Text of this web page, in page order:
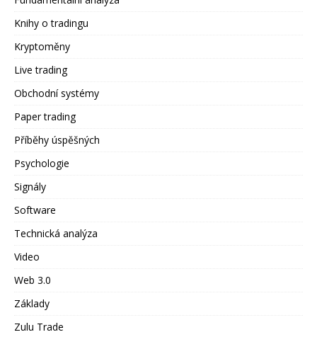
Knihy o tradingu
Kryptoměny
Live trading
Obchodní systémy
Paper trading
Příběhy úspěšných
Psychologie
Signály
Software
Technická analýza
Video
Web 3.0
Základy
Zulu Trade